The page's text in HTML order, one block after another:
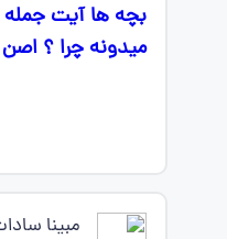
بچه ها آیت
میدونه چرا ؟
مبینا